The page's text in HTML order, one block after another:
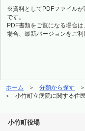
※資料としてPDFファイルが
です。
PDF書類をご覧になる場合
場合、最新バージョンをご利
ホーム 分類から探す
小竹町立病院に関する住
小竹町役場